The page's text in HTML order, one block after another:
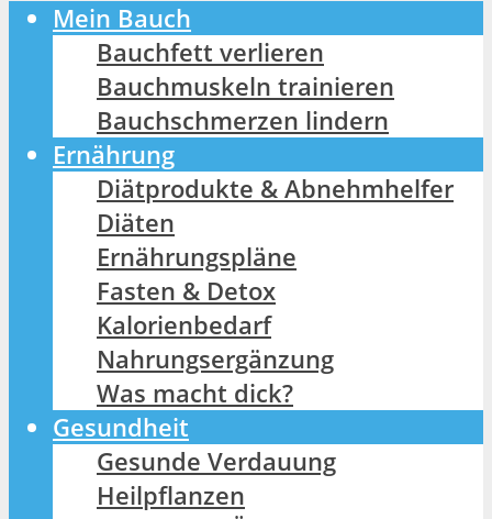
Mein Bauch
Bauchfett verlieren
Bauchmuskeln trainieren
Bauchschmerzen lindern
Ernährung
Diätprodukte & Abnehmhelfer
Diäten
Ernährungspläne
Fasten & Detox
Kalorienbedarf
Nahrungsergänzung
Was macht dick?
Gesundheit
Gesunde Verdauung
Heilpflanzen